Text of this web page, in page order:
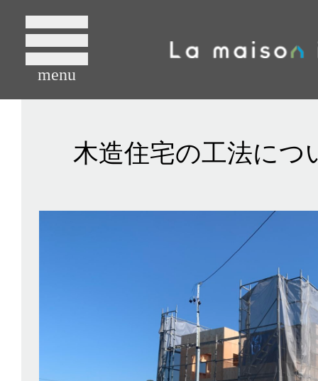
menu
木造住宅の工法につ